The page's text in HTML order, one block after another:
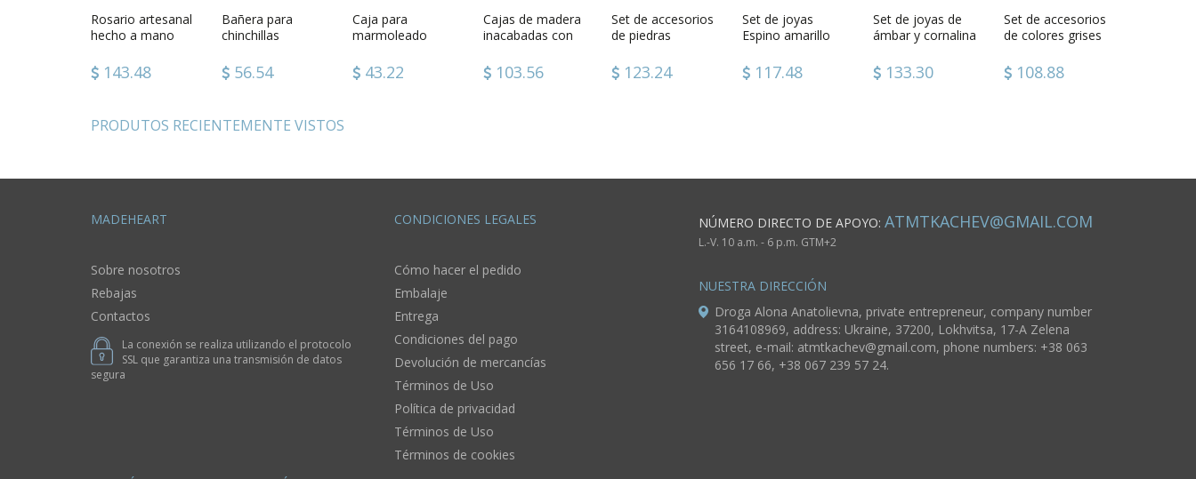
Rosario artesanal
hecho a mano
religiosos
accesorios para
143.48
Bañera para
chinchillas
56.54
Caja para
marmoleado
43.22
Cajas de madera
inacabadas con
contrachapado
artesanales
103.56
Colgante
artesanal tejido a
decoración de
pared adorno
37.94
Huevo pintado
hecho a mano
55.50
Caja para decorar
53.16
Plato decorativo
de madera
19.56
Set de joyas de
piedras naturales
117.48
Set de joyas de
ámbar y cristal
133.30
Set de joyas con
ónice y granate
123.24
Set de joyas de
crisoprasa y
109.80
Set de accesorios
de piedras
123.24
Set de joyas
Espino amarillo
117.48
Set de joyas de
ámbar y cornalina
133.30
Set de accesorios
de colores grises
108.88
PRODUTOS RECIENTEMENTE VISTOS
MADEHEART
Sobre nosotros
Rebajas
Contactos
La conexión se realiza utilizando el protocolo
SSL que garantiza una transmisión de datos
segura
CONDICIONES LEGALES
Cómo hacer el pedido
Embalaje
Entrega
Condiciones del pago
Devolución de mercancías
Términos de Uso
Política de privacidad
Términos de Uso
Términos de cookies
NÚMERO DIRECTO DE APOYO: ATMTKACHEV@GMAIL.COM
L.-V. 10 a.m. - 6 p.m. GTM+2
NUESTRA DIRECCIÓN
Droga Alona Anatolievna, private entrepreneur, company number
3164108969, address: Ukraine, 37200, Lokhvitsa, 17-A Zelena
street, e-mail: atmtkachev@gmail.com, phone numbers: +38 063
656 17 66, +38 067 239 57 24.